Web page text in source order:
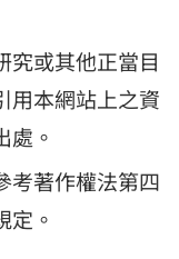
究或其他正當目
用本網站上之資
處。
考著作權法第四
定。